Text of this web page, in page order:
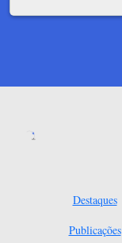
Destaques
Publicações